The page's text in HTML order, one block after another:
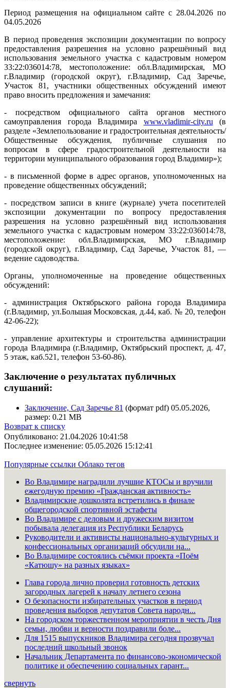
Период размещения на официальном сайте с 28.04.2026 по
04.05.2026
В период проведения экспозиции документации по вопросу
предоставления разрешения на условно разрешённый вид
использования земельного участка с кадастровым номером
33:22:036014:78, местоположение: обл.Владимирская, МО
г.Владимир (городской округ), г.Владимир, Сад Заречье,
Участок 81, участники общественных обсуждений имеют
право вносить предложения и замечания:
- посредством официального сайта органов местного
самоуправления города Владимира www.vladimir-city.ru (в
разделе «Землепользование и градостроительная деятельность/
Общественные обсуждения, публичные слушания по
вопросам в сфере градостроительной деятельности на
территории муниципального образования город Владимир»);
- в письменной форме в адрес органов, уполномоченных на
проведение общественных обсуждений;
- посредством записи в книге (журнале) учета посетителей
экспозиции документации по вопросу предоставления
разрешения на условно разрешённый вид использования
земельного участка с кадастровым номером 33:22:036014:78,
местоположение: обл.Владимирская, МО г.Владимир
(городской округ), г.Владимир, Сад Заречье, Участок 81, —
ведение садоводства.
Органы, уполномоченные на проведение общественных
обсуждений:
- администрация Октябрьского района города Владимира
(г.Владимир, ул.Большая Московская, д.44, каб. № 20, телефон
42-06-22);
- управление архитектуры и строительства администрации
города Владимира (г.Владимир, Октябрьский проспект, д. 47,
5 этаж, каб.521, телефон 53-60-86).
Заключение о результатах публичных
слушаний:
Заключение, Сад Заречье 81 (формат pdf) 05.05.2026,
размер: 0.21 MB
Возврат к списку
Опубликовано: 21.04.2026 10:41:58
Последнее изменение: 05.05.2026 15:12:41
Популярные ссылки Облако тегов
Во Владимире наградили лучшие КТОСы и вручили
ежегодную премию «Гражданская активность»
Владимирские дошколята встретились в финале
общегородской спортивной эстафеты
Во Владимире с деловым и дружеским визитом
побывала делегация из Республики Беларусь
Руководители и активисты национально-культурных и
конфессиональных организаций обсудили на...
Во Владимире состоялись съёмки проекта «Поём
«Катюшу» на разных языках»
Глава города лично проверил готовность детских
загородных лагерей к началу летнего сезона
О безопасности избирательных участков в период
проведения выборов депутатов Совета народн...
На городском торжественном мероприятии в честь Дня
семьи, любви и верности поздравили боле...
Для 1515 выпускников Владимира сегодня прозвучал
последний школьный звонок
Начальник Департамента по финансово-экономической
политике и обеспечению социальных гарант...
свернуть